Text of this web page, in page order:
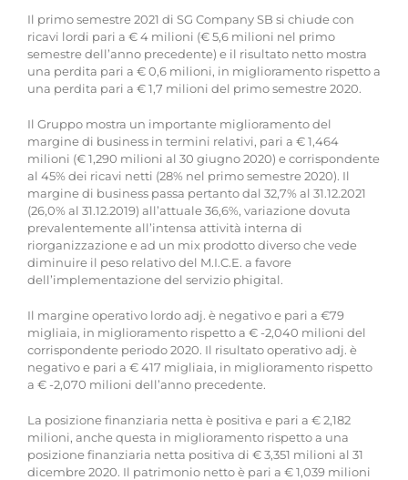
Il primo semestre 2021 di SG Company SB si chiude con
ricavi lordi pari a € 4 milioni (€ 5,6 milioni nel primo
semestre dell’anno precedente) e il risultato netto mostra
una perdita pari a € 0,6 milioni, in miglioramento rispetto a
una perdita pari a € 1,7 milioni del primo semestre 2020.
Il Gruppo mostra un importante miglioramento del
margine di business in termini relativi, pari a € 1,464
milioni (€ 1,290 milioni al 30 giugno 2020) e corrispondente
al 45% dei ricavi netti (28% nel primo semestre 2020). Il
margine di business passa pertanto dal 32,7% al 31.12.2021
(26,0% al 31.12.2019) all’attuale 36,6%, variazione dovuta
prevalentemente all’intensa attività interna di
riorganizzazione e ad un mix prodotto diverso che vede
diminuire il peso relativo del M.I.C.E. a favore
dell’implementazione del servizio phigital.
Il margine operativo lordo adj. è negativo e pari a €79
migliaia, in miglioramento rispetto a € -2,040 milioni del
corrispondente periodo 2020. Il risultato operativo adj. è
negativo e pari a € 417 migliaia, in miglioramento rispetto
a € -2,070 milioni dell’anno precedente.
La posizione finanziaria netta è positiva e pari a € 2,182
milioni, anche questa in miglioramento rispetto a una
posizione finanziaria netta positiva di € 3,351 milioni al 31
dicembre 2020. Il patrimonio netto è pari a € 1,039 milioni